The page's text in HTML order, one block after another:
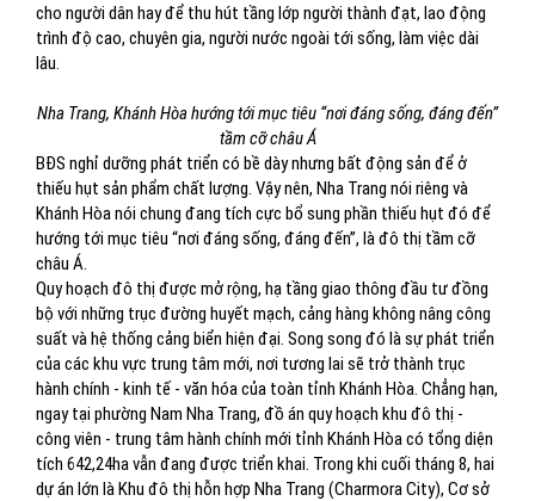
cho người dân hay để thu hút tầng lớp người thành đạt, lao động
trình độ cao, chuyên gia, người nước ngoài tới sống, làm việc dài
lâu.
Nha Trang, Khánh Hòa hướng tới mục tiêu “nơi đáng sống, đáng đến”
tầm cỡ châu Á
BĐS nghỉ dưỡng phát triển có bề dày nhưng bất động sản để ở
thiếu hụt sản phẩm chất lượng. Vậy nên, Nha Trang nói riêng và
Khánh Hòa nói chung đang tích cực bổ sung phần thiếu hụt đó để
hướng tới mục tiêu “nơi đáng sống, đáng đến”, là đô thị tầm cỡ
châu Á.
Quy hoạch đô thị được mở rộng, hạ tầng giao thông đầu tư đồng
bộ với những trục đường huyết mạch, cảng hàng không nâng công
suất và hệ thống cảng biển hiện đại. Song song đó là sự phát triển
của các khu vực trung tâm mới, nơi tương lai sẽ trở thành trục
hành chính - kinh tế - văn hóa của toàn tỉnh Khánh Hòa. Chẳng hạn,
ngay tại phường Nam Nha Trang, đồ án quy hoạch khu đô thị -
công viên - trung tâm hành chính mới tỉnh Khánh Hòa có tổng diện
tích 642,24ha vẫn đang được triển khai. Trong khi cuối tháng 8, hai
dự án lớn là Khu đô thị hỗn hợp Nha Trang (Charmora City), Cơ sở